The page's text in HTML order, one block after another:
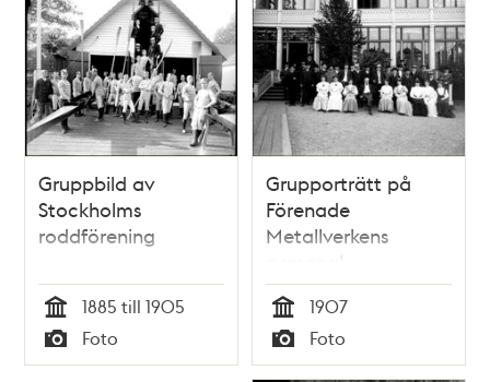
Gruppbild av
Stockholms
roddförening
Tid
1885 till 1905
Typ
Foto
Grupporträtt på
Förenade
Metallverkens
personal
Tid
1907
Typ
Foto